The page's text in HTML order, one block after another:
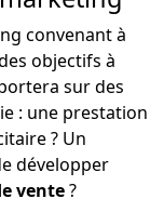
convenant à
objectifs à
sur des
: une prestation
? Un
développer
vente?